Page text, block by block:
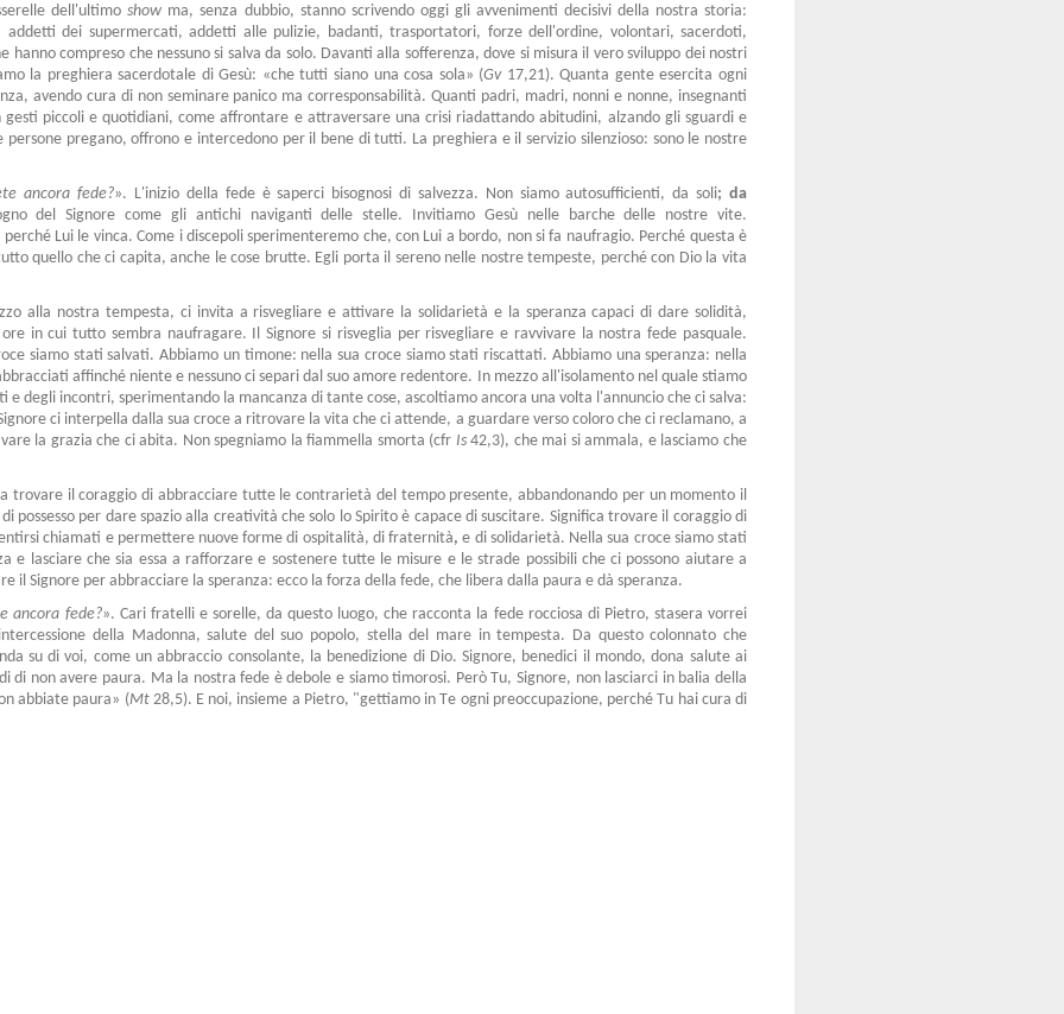
dell'ultimoshow ma, senza dubbio, stanno scrivendo oggi gli avvenimenti decisivi della nostra storia:
addetti dei supermercati, addetti alle pulizie, badanti, trasportatori, forze dell'ordine, volontari, sacerdoti,
compreso che nessuno si salva da solo. Davanti alla sofferenza, dove si misura il vero sviluppo dei nostri
la preghiera sacerdotale di Gesù: «che tutti siano una cosa sola» (Gv17,21). Quanta gente esercita ogni
avendo cura di non seminare panico ma corresponsabilità. Quanti padri, madri, nonni e nonne, insegnanti
piccoli e quotidiani, come affrontare e attraversare una crisi riadattando abitudini, alzando gli sguardi e
pregano, offrono e intercedono per il bene di tutti. La preghiera e il servizio silenzioso: sono le nostre
ancora fede?». L'inizio della fede è saperci bisognosi di salvezza. Non siamo autosufficienti, da soli; da
del Signore come gli antichi naviganti delle stelle. Invitiamo Gesù nelle barche delle nostre vite.
Lui le vinca. Come i discepoli sperimenteremo che, con Lui a bordo, non si fa naufragio. Perché questa è
quello che ci capita, anche le cose brutte. Egli porta il sereno nelle nostre tempeste, perché con Dio la vita
alla nostra tempesta, ci invita a risvegliare e attivare la solidarietà e la speranza capaci di dare solidità,
in cui tutto sembra naufragare. Il Signore si risveglia per risvegliare e ravvivare la nostra fede pasquale.
siamo stati salvati. Abbiamo un timone: nella sua croce siamo stati riscattati. Abbiamo una speranza: nella
affinché niente e nessuno ci separi dal suo amore redentore. In mezzo all'isolamento nel quale stiamo
e degli incontri, sperimentando la mancanza di tante cose, ascoltiamo ancora una volta l'annuncio che ci salva:
ci interpella dalla sua croce a ritrovare la vita che ci attende, a guardare verso coloro che ci reclamano, a
la grazia che ci abita. Non spegniamo la fiammella smorta (cfr Is42,3), che mai si ammala, e lasciamo che
trovare il coraggio di abbracciare tutte le contrarietà del tempo presente, abbandonando per un momento il
possesso per dare spazio alla creatività che solo lo Spirito è capace di suscitare. Significa trovare il coraggio di
chiamati e permettere nuove forme di ospitalità, di fraternità, e di solidarietà. Nella sua croce siamo stati
e lasciare che sia essa a rafforzare e sostenere tutte le misure e le strade possibili che ci possono aiutare a
il Signore per abbracciare la speranza: ecco la forza della fede, che libera dalla paura e dà speranza.
ancora fede?». Cari fratelli e sorelle, da questo luogo, che racconta la fede rocciosa di Pietro, stasera vorrei
della Madonna, salute del suo popolo, stella del mare in tempesta. Da questo colonnato che
su di voi, come un abbraccio consolante, la benedizione di Dio. Signore, benedici il mondo, dona salute ai
di non avere paura. Ma la nostra fede è debole e siamo timorosi. Però Tu, Signore, non lasciarci in balia della
abbiate paura» (Mt28,5). E noi, insieme a Pietro, "gettiamo in Te ogni preoccupazione, perché Tu hai cura di